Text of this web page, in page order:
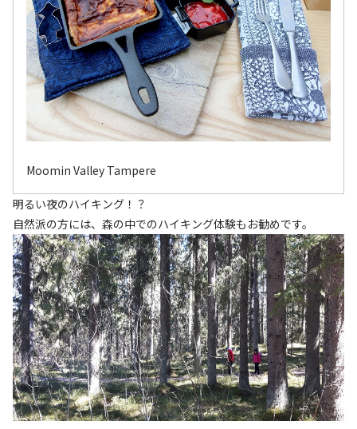
Moomin Valley Tampere​
明るい夜のハイキング！？
自然派の方には、森の中でのハイキング体験もお勧めです。